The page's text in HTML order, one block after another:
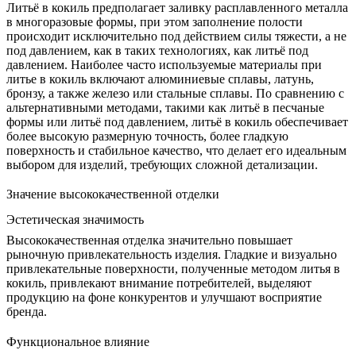
Литьё в кокиль предполагает заливку расплавленного металла
в многоразовые формы, при этом заполнение полости
происходит исключительно под действием силы тяжести, а не
под давлением, как в таких технологиях, как литьё под
давлением. Наиболее часто используемые материалы при
литье в кокиль включают алюминиевые сплавы, латунь,
бронзу, а также железо или стальные сплавы. По сравнению с
альтернативными методами, такими как литьё в песчаные
формы или литьё под давлением, литьё в кокиль обеспечивает
более высокую размерную точность, более гладкую
поверхность и стабильное качество, что делает его идеальным
выбором для изделий, требующих сложной детализации.
Значение высококачественной отделки
Эстетическая значимость
Высококачественная отделка значительно повышает
рыночную привлекательность изделия. Гладкие и визуально
привлекательные поверхности, полученные методом литья в
кокиль, привлекают внимание потребителей, выделяют
продукцию на фоне конкурентов и улучшают восприятие
бренда.
Функциональное влияние